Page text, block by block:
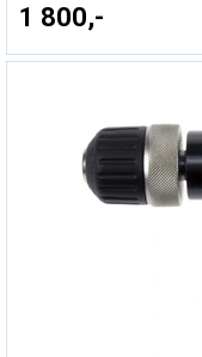
1 800,-